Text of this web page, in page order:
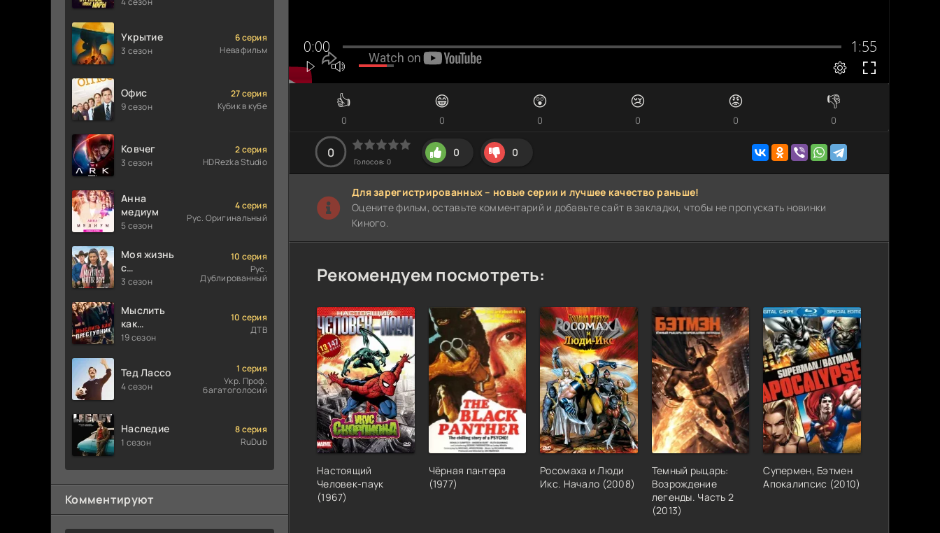
👍
0
😁
0
😲
0
😢
0
😡
0
👎
0
0
Голосов: 0
0 0
Для зарегистрированных – новые серии и лучшее качество раньше!
Оцените фильм, оставьте комментарий и добавьте сайт в закладки, чтобы не пропускать новинки
Киного.
Рекомендуем посмотреть:
Настоящий
Человек-паук
(1967)
Чёрная пантера
(1977)
Росомаха и Люди
Икс. Начало (2008)
Темный рыцарь:
Возрождение
легенды. Часть 2
(2013)
Супермен, Бэтмен
Апокалипсис (2010)
Укрытие
3 сезон
6 серия
Невафильм
Офис
9 сезон
27 серия
Кубик в кубе
Ковчег
3 сезон
2 серия
HDRezka Studio
Анна
медиум
5 сезон
4 серия
Рус. Оригинальный
Моя жизнь
с
мальчиками
3 сезон
10 серия
Рус.
Дублированный
Мыслить
как
преступник
19 сезон
10 серия
ДТВ
Тед Лассо
4 сезон
1 серия
Укр. Проф.
багатоголосий
Наследие
1 сезон
8 серия
RuDub
Комментируют